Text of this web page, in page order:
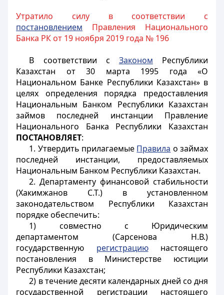
Утратило силу в соответствии с
постановлением Правления Национального
Банка РК от 19 ноября 2019 года № 196
В соответствии с Законом Республики
Казахстан от 30 марта 1995 года «О
Национальном Банке Республики Казахстан» в
целях определения порядка предоставления
Национальным Банком Республики Казахстан
займов последней инстанции Правление
Национального Банка Республики Казахстан
ПОСТАНОВЛЯЕТ:
1. Утвердить прилагаемые Правила о займах
последней инстанции, предоставляемых
Национальным Банком Республики Казахстан.
2. Департаменту финансовой стабильности
(Хакимжанов С.Т.) в установленном
законодательством Республики Казахстан
порядке обеспечить:
1) совместно с Юридическим
департаментом (Сарсенова Н.В.)
государственную регистрациюнастоящего
постановления в Министерстве юстиции
Республики Казахстан;
2) в течение десяти календарных дней со дня
государственной регистрации настоящего